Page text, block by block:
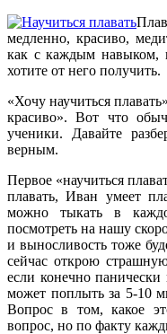
медленно, красиво,
как с каждым навыком,
хотите от него получить.
«Хочу научиться
красиво». Вот что
ученики. Давайте
верным.
Первое «научиться
плавать, Иван умеет
можно тыкать в
посмотреть на нашу
и выносливость тоже
сейчас открою
если конечно
может поплыть за 5-10
Вопрос в том, какое
вопрос, но по факту